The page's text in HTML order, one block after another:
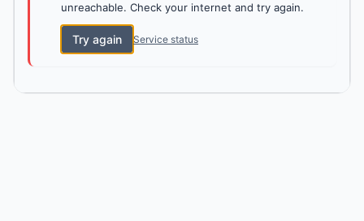
unreachable. Check your internet and try again.
Try again Service status